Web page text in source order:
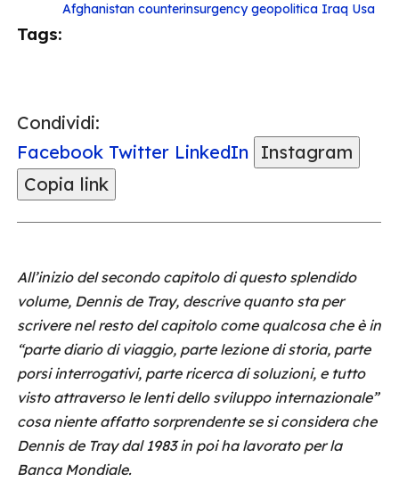
Tags:
Afghanistan counterinsurgency geopolitica Iraq Usa
Condividi:
Facebook Twitter LinkedIn
Instagram
Copia link
All’inizio del secondo capitolo di questo splendido
volume, Dennis de Tray, descrive quanto sta per
scrivere nel resto del capitolo come qualcosa che è in
“parte diario di viaggio, parte lezione di storia, parte
porsi interrogativi, parte ricerca di soluzioni, e tutto
visto attraverso le lenti dello sviluppo internazionale”
cosa niente affatto sorprendente se si considera che
Dennis de Tray dal 1983 in poi ha lavorato per la
Banca Mondiale.